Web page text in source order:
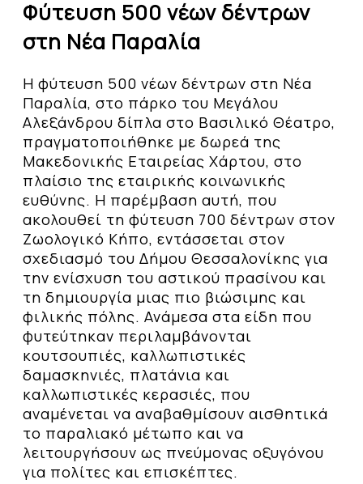
Φύτευση 500 νέων δέντρων
στη Νέα Παραλία
Η φύτευση 500 νέων δέντρων στη Νέα
Παραλία, στο πάρκο του Μεγάλου
Αλεξάνδρου δίπλα στο Βασιλικό Θέατρο,
πραγματοποιήθηκε με δωρεά της
Μακεδονικής Εταιρείας Χάρτου, στο
πλαίσιο της εταιρικής κοινωνικής
ευθύνης. Η παρέμβαση αυτή, που
ακολουθεί τη φύτευση 700 δέντρων στον
Ζωολογικό Κήπο, εντάσσεται στον
σχεδιασμό του Δήμου Θεσσαλονίκης για
την ενίσχυση του αστικού πρασίνου και
τη δημιουργία μιας πιο βιώσιμης και
φιλικής πόλης. Ανάμεσα στα είδη που
φυτεύτηκαν περιλαμβάνονται
κουτσουπιές, καλλωπιστικές
δαμασκηνιές, πλατάνια και
καλλωπιστικές κερασιές, που
αναμένεται να αναβαθμίσουν αισθητικά
το παραλιακό μέτωπο και να
λειτουργήσουν ως πνεύμονας οξυγόνου
για πολίτες και επισκέπτες.